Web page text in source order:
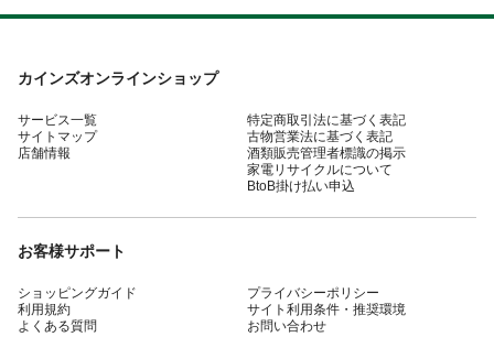
カインズオンラインショップ
サービス一覧
サイトマップ
店舗情報
特定商取引法に基づく表記
古物営業法に基づく表記
酒類販売管理者標識の掲示
家電リサイクルについて
BtoB掛け払い申込
お客様サポート
ショッピングガイド
利用規約
よくある質問
プライバシーポリシー
サイト利用条件・推奨環境
お問い合わせ